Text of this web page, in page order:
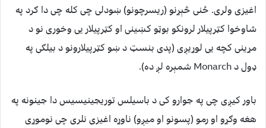
اغیزی ولری. ځنی څېړنو (ریسرچونو) ښودلی چی کله چی دا ګرد په
شاوخوا کټرپیلار لرونکو بوټو کښينی او کټرپیلار یی وخوری نو د
مړینی کچه یی لوړیږی (پدی بنسټ د ښو کټرپیلارونو د بیلګی په
ډول د Monarch شمېره لږ ده).
باور کیږی چی په جوارو کی د باسیلس توریجینیسیس دا جینونه په
هغه وګړو او رمو (پسونو او میږو) ناوړه اغیزی نلری چی نوموړی